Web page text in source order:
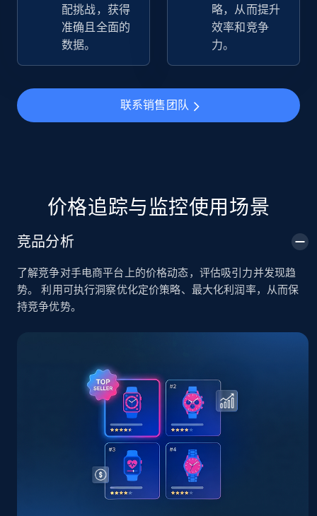
Walmart - products - Discover products by
using sku numbers
URL, Final price, Sku, Currency, Gtin,
Specifications, Image urls, Top reviews, and
more.
URL, Title, Available, Description, Currency, Initial
price, Final price, Discount percent, and more.
5.4K+
TikTok Shop - category
URL, Title, Available, Description, Currency, Initial
price, Final price, Discount percent, and more.
668+
配挑战，获得
准确且全面的
数据。
略，从而提升
效率和竞争
力。
联系销售团队
价格追踪与监控使用场景
竞品分析
了解竞争对手电商平台上的价格动态，评估吸引力并发现趋
势。 利用可执行洞察优化定价策略、最大化利润率，从而保
持竞争优势。